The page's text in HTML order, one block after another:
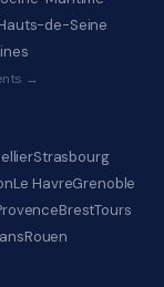
de-Seine
→
Strasbourg
Le HavreGrenoble
BrestTours
Rouen